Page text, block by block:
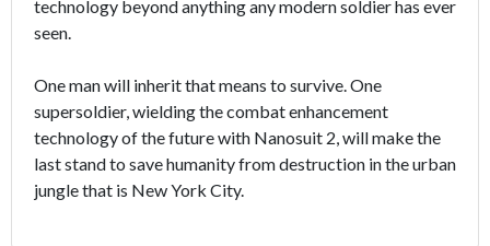
technology beyond anything any modern soldier has ever
seen.
One man will inherit that means to survive. One
supersoldier, wielding the combat enhancement
technology of the future with Nanosuit 2, will make the
last stand to save humanity from destruction in the urban
jungle that is New York City.